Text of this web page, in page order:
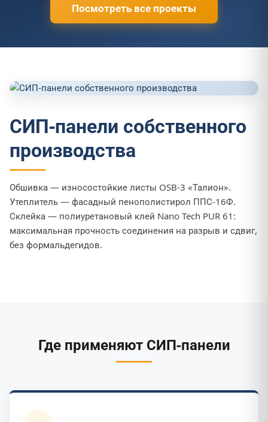
Посмотреть все проекты
СИП-панели собственного
производства
Обшивка — износостойкие листы OSB-3 «Талион».
Утеплитель — фасадный пенополистирол ППС-16Ф.
Склейка — полиуретановый клей Nano Tech PUR 61:
максимальная прочность соединения на разрыв и сдвиг,
без формальдегидов.
Где применяют СИП-панели